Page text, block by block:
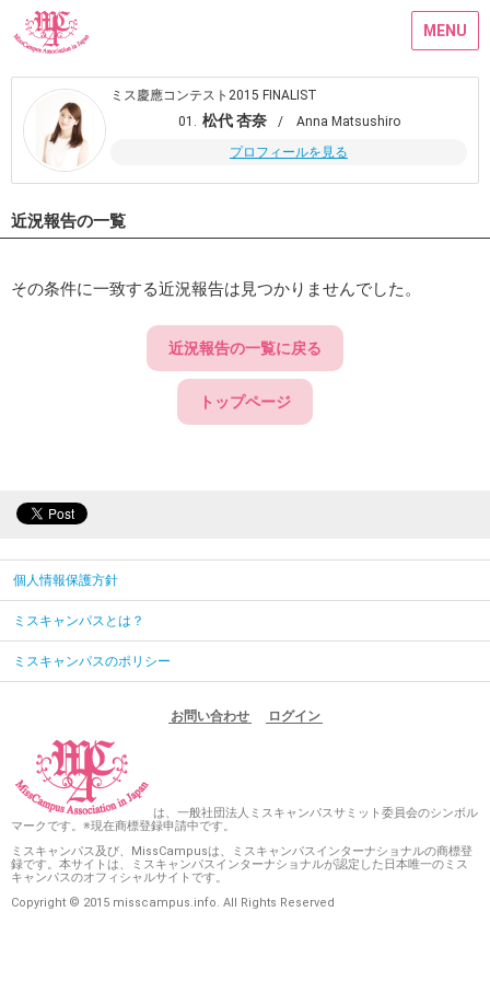
MENU
ミス慶應コンテスト2015 FINALIST
01. 松代 杏奈
/ Anna Matsushiro
プロフィールを見る
近況報告の一覧
その条件に一致する近況報告は見つかりませんでした。
近況報告の一覧に戻る
トップページ
個人情報保護方針
ミスキャンパスとは？
ミスキャンパスのポリシー
お問い合わせ ログイン
は、一般社団法人ミスキャンパスサミット委員会のシンボル
マークです。※現在商標登録申請中です。
ミスキャンパス及び、MissCampusは、ミスキャンパスインターナショナルの商標登
録です。本サイトは、ミスキャンパスインターナショナルが認定した日本唯一のミス
キャンパスのオフィシャルサイトです。
Copyright © 2015 misscampus.info. All Rights Reserved